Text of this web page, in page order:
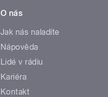
O nás
Jak nás naladíte
Nápověda
Lidé v rádiu
Kariéra
Kontakt